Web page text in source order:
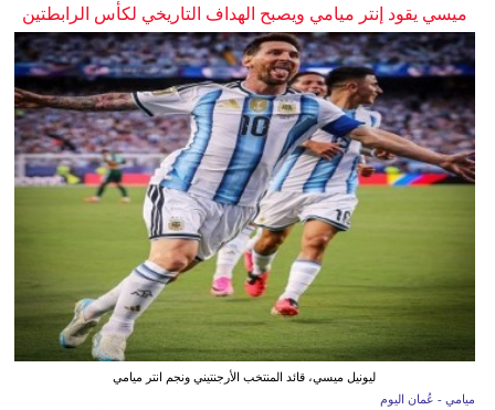
ميسي يقود إنتر ميامي ويصبح الهداف التاريخي لكأس الرابطتين
ليونيل ميسي، قائد المنتخب الأرجنتيني ونجم انتر ميامي
ميامي - عُمان اليوم